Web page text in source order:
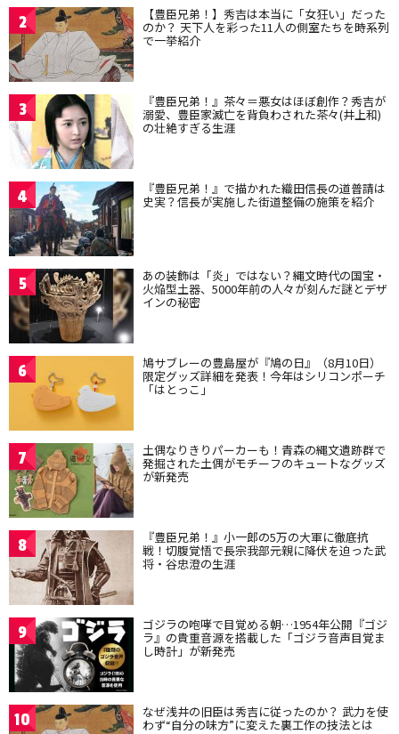
2 【豊臣兄弟！】秀吉は本当に「女狂い」だった
のか？ 天下人を彩った11人の側室たちを時系列
で一挙紹介
3 『豊臣兄弟！』茶々＝悪女はほぼ創作？秀吉が
溺愛、豊臣家滅亡を背負わされた茶々(井上和)
の壮絶すぎる生涯
4 『豊臣兄弟！』で描かれた織田信長の道普請は
史実？信長が実施した街道整備の施策を紹介
5 あの装飾は「炎」ではない？縄文時代の国宝・
火焔型土器、5000年前の人々が刻んだ謎とデザ
インの秘密
6 鳩サブレーの豊島屋が『鳩の日』（8月10日）
限定グッズ詳細を発表！今年はシリコンポーチ
「はとっこ」
7 土偶なりきりパーカーも！青森の縄文遺跡群で
発掘された土偶がモチーフのキュートなグッズ
が新発売
8 『豊臣兄弟！』小一郎の5万の大軍に徹底抗
戦！切腹覚悟で長宗我部元親に降伏を迫った武
将・谷忠澄の生涯
9 ゴジラの咆哮で目覚める朝…1954年公開『ゴジ
ラ』の貴重音源を搭載した「ゴジラ音声目覚ま
し時計」が新発売
10 なぜ浅井の旧臣は秀吉に従ったのか？ 武力を使
わず“自分の味方”に変えた裏工作の技法とは